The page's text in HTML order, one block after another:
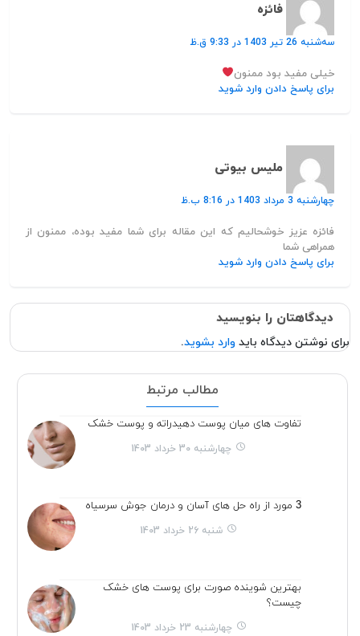
فائزه
سه‌شنبه 26 تیر 1403 در 9:33 ق.ظ
خیلی مفید بود ممنون
برای پاسخ دادن وارد شوید
ملیس بیوتی
چهارشنبه 3 مرداد 1403 در 8:16 ب.ظ
فائزه عزیز خوشحالیم که این مقاله برای شما مفید بوده، ممنون از
همراهی شما
برای پاسخ دادن وارد شوید
دیدگاهتان را بنویسید
برای نوشتن دیدگاه باید وارد بشوید.
مطالب مرتبط
تفاوت های میان پوست دهیدراته و پوست خشک
چهارشنبه 30 خرداد 1403
3 مورد از راه حل های آسان و درمان جوش سرسیاه
شنبه 26 خرداد 1403
بهترین شوینده صورت برای پوست های خشک
چیست؟
چهارشنبه 23 خرداد 1403